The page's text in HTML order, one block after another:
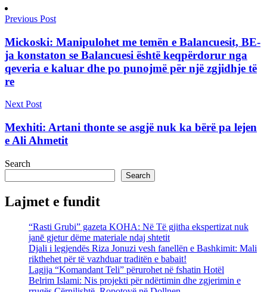
Previous Post
Mickoski: Manipulohet me temën e Balancuesit, BE-
ja konstaton se Balancuesi është keqpërdorur nga
qeveria e kaluar dhe po punojmë për një zgjidhje të
re
Next Post
Mexhiti: Artani thonte se asgjë nuk ka bërë pa lejen
e Ali Ahmetit
Search
Search
Lajmet e fundit
“Rasti Grubi” gazeta KOHA: Në Të gjitha ekspertizat nuk
janē gjetur dëme materiale ndaj shtetit
Djali i legjendës Riza Jonuzi vesh fanellën e Bashkimit: Mali
rikthehet për të vazhduar traditën e babait!
Lagjja “Komandant Teli” përurohet në fshatin Hotël
Belrim Islami: Nis projekti për ndërtimin dhe zgjerimin e